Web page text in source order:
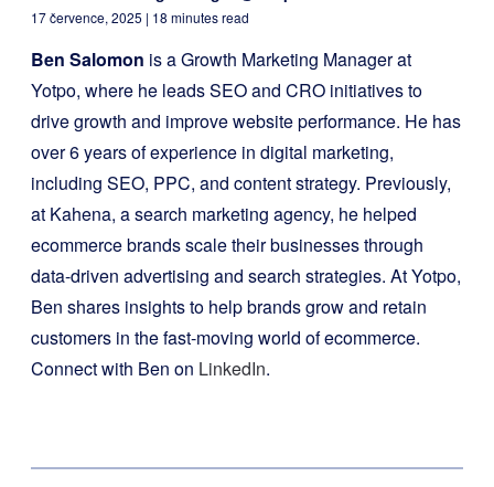
17 července, 2025 | 18 minutes read
Ben Salomon is a Growth Marketing Manager at
Yotpo, where he leads SEO and CRO initiatives to
drive growth and improve website performance. He has
over 6 years of experience in digital marketing,
including SEO, PPC, and content strategy. Previously,
at Kahena, a search marketing agency, he helped
ecommerce brands scale their businesses through
data-driven advertising and search strategies. At Yotpo,
Ben shares insights to help brands grow and retain
customers in the fast-moving world of ecommerce.
Connect with Ben on LinkedIn.